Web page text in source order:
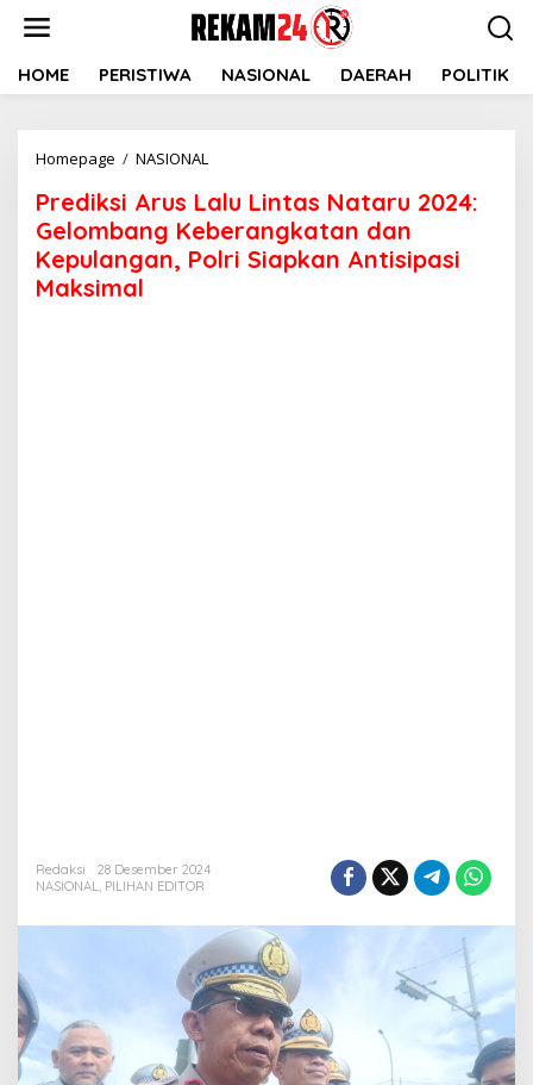
HOME PERISTIWA NASIONAL DAERAH POLITIK
Homepage / NASIONAL
Lalu
Lintas
Nataru
2024:
Prediksi Arus Lalu Lintas Nataru 2024:
Gelombang Keberangkatan dan
Kepulangan, Polri Siapkan Antisipasi
Maksimal
Redaksi
28 Desember 2024
NASIONAL, PILIHAN EDITOR